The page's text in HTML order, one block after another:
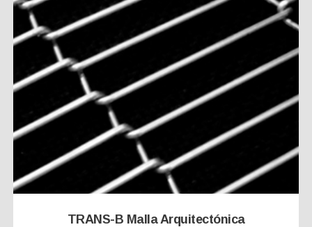
TRANS-B Malla Arquitectónica